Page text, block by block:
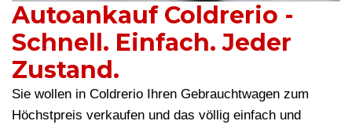
Autoankauf Coldrerio -
Schnell. Einfach. Jeder
Zustand.
Sie wollen in Coldrerio Ihren Gebrauchtwagen zum
Höchstpreis verkaufen und das völlig einfach und